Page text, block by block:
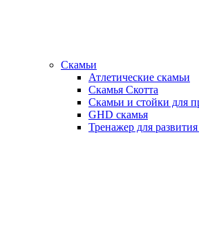
Скамьи
Атлетические скамьи
Скамья Скотта
Скамьи и стойки для
GHD скамья
Тренажер для